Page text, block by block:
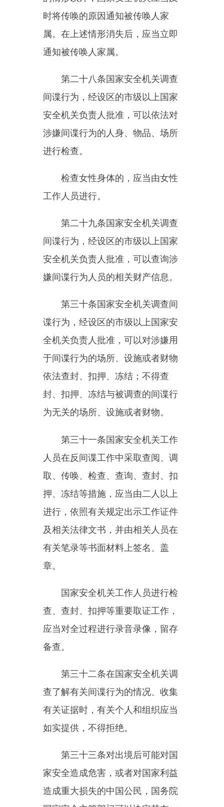
第三十三条对出境后可能对国
造成重大损失的中国公民，国务院
国家安全主管部门可以决定其在一
定期限内不准出境，并通知移民管
理机构。
对涉嫌间谍行为人员，省级以
机构不准其出境。
危害中华人民共和国国家安全活动
的境外人员，国务院国家安全主管
部门可以通知移民管理机构不准其
入境。
移民管理机构应当按照国家有关规
定执行；不准出境、入境情形消失
的，国家安全机关应当及时撤销不
准出境、入境决定，并通知移民管
理机构。
第三十六条国家安全机关发现
人民共和国网络安全法》规定的职
责分工，及时通报有关部门，由其
依法处置或者责令电信业务经营
者、互联网服务提供者及时采取修
复漏洞、加固网络防护、停止传
输、消除程序和内容、暂停相关服
务、下架相关应用、关闭相关网站
急，不立即采取措施将对国家安全
造成严重危害的，由国家安全机关
责令有关单位修复漏洞、停止相关
经采取相关措施，上述信息内
容或者风险已经消除的，国家安全
机关和有关部门应当及时作出恢复
相关传输和服务的决定。
第三十七条国家安全机关因反
间谍工作需要，根据国家有关规
取技术侦察措施和身份保护措施。